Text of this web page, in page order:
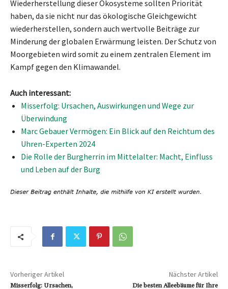
Wiederherstellung dieser Ökosysteme sollten Priorität
haben, da sie nicht nur das ökologische Gleichgewicht
wiederherstellen, sondern auch wertvolle Beiträge zur
Minderung der globalen Erwärmung leisten. Der Schutz von
Moorgebieten wird somit zu einem zentralen Element im
Kampf gegen den Klimawandel.
Auch interessant:
Misserfolg: Ursachen, Auswirkungen und Wege zur
Überwindung
Marc Gebauer Vermögen: Ein Blick auf den Reichtum des
Uhren-Experten 2024
Die Rolle der Burgherrin im Mittelalter: Macht, Einfluss
und Leben auf der Burg
Vorheriger Artikel
Misserfolg: Ursachen,
Nächster Artikel
Die besten Alleebäume für Ihre